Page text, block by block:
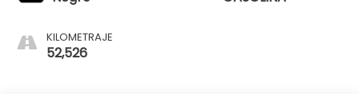
KILOMETRAJE
52,526